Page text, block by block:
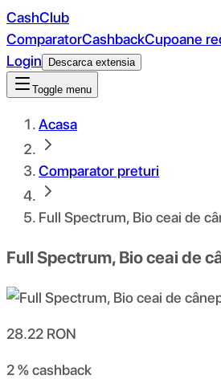
CashClub
ComparatorCashbackCupoane
Login
Descarca extensia
Toggle menu
Acasa
Comparator preturi
Full Spectrum, Bio ceai de
Full Spectrum, Bio ceai de
28.22 RON
2 %cashback